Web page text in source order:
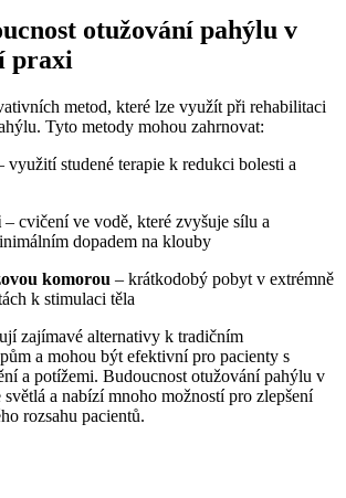
otužování pahýlu v
praxi
metod, které lze využít při rehabilitaci
Tyto metody mohou zahrnovat:
využití studené terapie k redukci bolesti a
– cvičení ve vodě, které zvyšuje sílu a
dopadem na klouby
komorou – krátkodobý pobyt v extrémně
k stimulaci těla
zajímavé alternativy k tradičním
a mohou být efektivní pro pacienty s
a potížemi. Budoucnost otužování pahýlu v
a nabízí mnoho možností pro zlepšení
rozsahu pacientů.